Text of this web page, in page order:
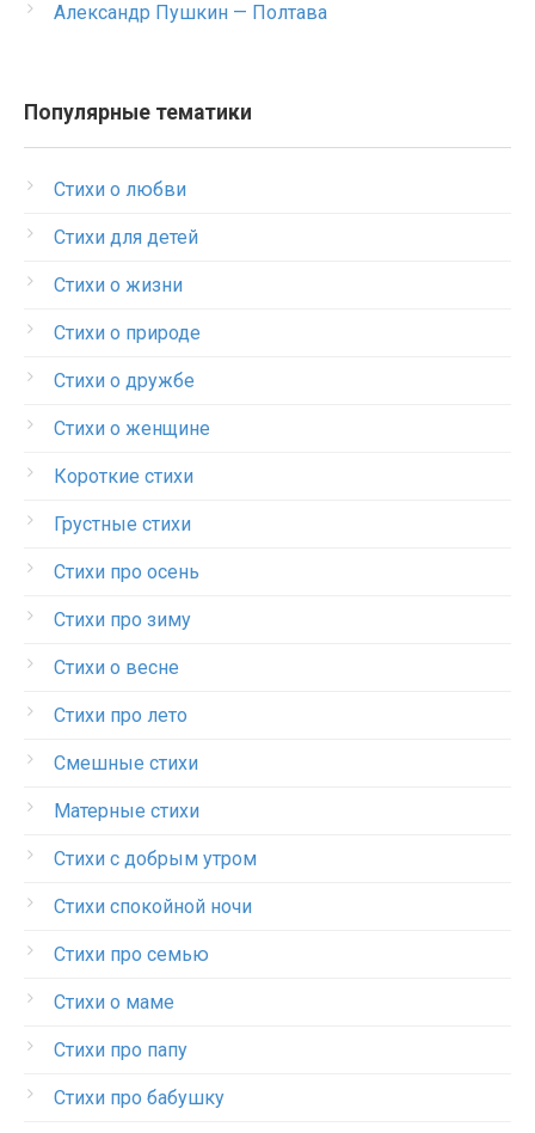
Александр Пушкин — Полтава
Популярные тематики
Стихи о любви
Стихи для детей
Стихи о жизни
Стихи о природе
Стихи о дружбе
Стихи о женщине
Короткие стихи
Грустные стихи
Стихи про осень
Стихи про зиму
Стихи о весне
Стихи про лето
Смешные стихи
Матерные стихи
Стихи с добрым утром
Стихи спокойной ночи
Стихи про семью
Стихи о маме
Стихи про папу
Стихи про бабушку